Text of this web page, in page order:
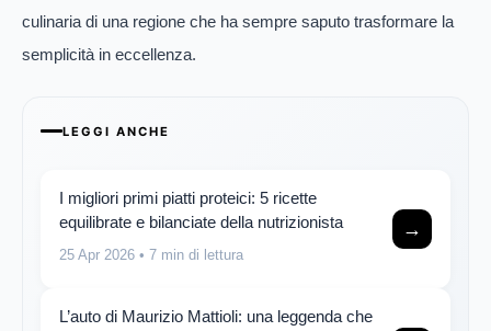
culinaria di una regione che ha sempre saputo trasformare la
semplicità in eccellenza.
LEGGI ANCHE
I migliori primi piatti proteici: 5 ricette
equilibrate e bilanciate della nutrizionista
25 Apr 2026 • 7 min di lettura
→
L’auto di Maurizio Mattioli: una leggenda che